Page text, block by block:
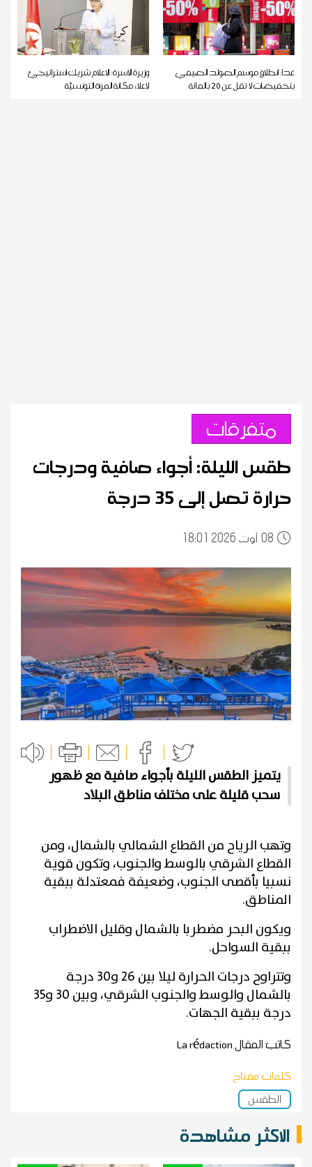
غدا: انطلاق موسم الصولد الصيفي
بتخفيضات لا تقل عن 20 بالمائة
وزيرة الأسرة: الإعلام شريك استراتيجيّ
لإعلاء مكانة المرأة التونسيّة
متفرقات
طقس الليلة: أجواء صافية ودرجات
حرارة تصل إلى 35 درجة
0818:01 2026 أوت
يتميز الطقس الليلة بأجواء صافية مع ظهور
سحب قليلة على مختلف مناطق البلاد
وتهب الرياح من القطاع الشمالي بالشمال، ومن
القطاع الشرقي بالوسط والجنوب، وتكون قوية
نسبيا بأقصى الجنوب، وضعيفة فمعتدلة ببقية
المناطق.
ويكون البحر مضطربا بالشمال وقليل الاضطراب
ببقية السواحل.
وتتراوح درجات الحرارة ليلا بين 26 و30 درجة
بالشمال والوسط والجنوب الشرقي، وبين 30 و35
درجة ببقية الجهات.
كاتب المقالLa rédaction
كلمات مفتاح
الطقس
الاكثر مشاهدة